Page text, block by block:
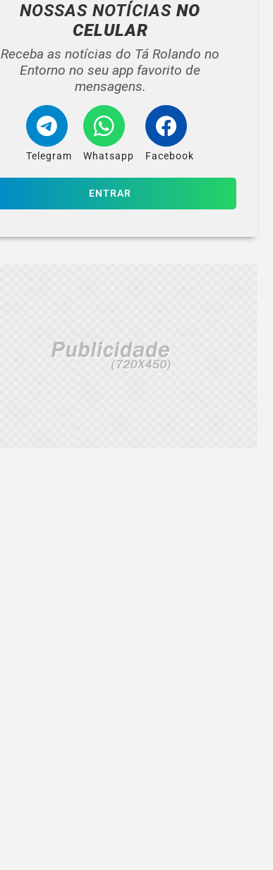
NOSSAS NOTÍCIASNO
CELULAR
Receba as notícias do Tá Rolando no
Entorno no seu app favorito de
mensagens.
Telegram Whatsapp Facebook
ENTRAR